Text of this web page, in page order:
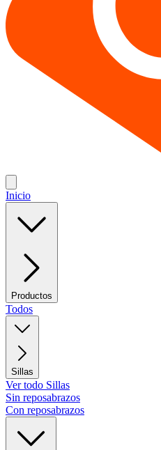
Inicio
Productos
Todos
Sillas
Ver todo Sillas
Sin reposabrazos
Con reposabrazos